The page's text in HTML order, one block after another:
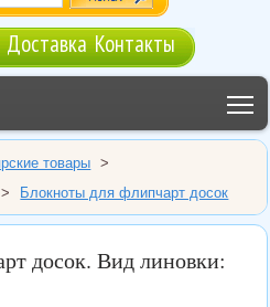
Доставка Контакты
товары
>
> Блокноты для флипчарт досок
досок. Вид линовки: